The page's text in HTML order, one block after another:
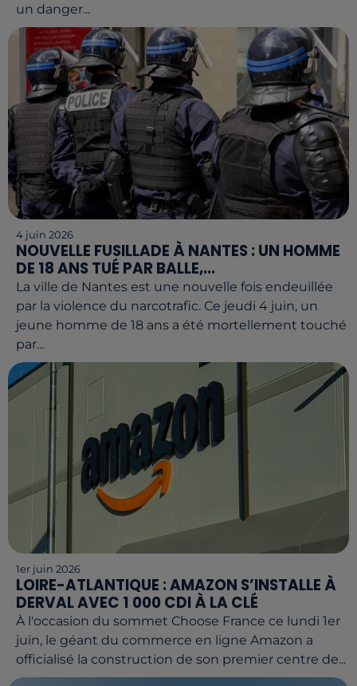
un danger...
4 juin 2026
NOUVELLE FUSILLADE À NANTES : UN HOMME
DE 18 ANS TUÉ PAR BALLE,...
La ville de Nantes est une nouvelle fois endeuillée
par la violence du narcotrafic. Ce jeudi 4 juin, un
jeune homme de 18 ans a été mortellement touché
par...
1er juin 2026
LOIRE-ATLANTIQUE : AMAZON S’INSTALLE À
DERVAL AVEC 1 000 CDI À LA CLÉ
À l'occasion du sommet Choose France ce lundi 1er
juin, le géant du commerce en ligne Amazon a
officialisé la construction de son premier centre de...